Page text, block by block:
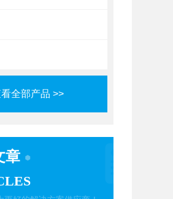
全部产品 >>
章